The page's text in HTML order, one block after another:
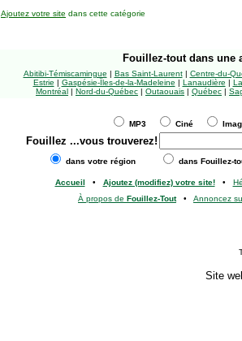
Ajoutez votre site dans cette catégorie
Fouillez-tout dans une
Abitibi-Témiscamingue | Bas Saint-Laurent| Centre-du-
Estrie | Gaspésie-Îles-de-la-Madeleine | Lanaudière |
Montréal | Nord-du-Québec | Outaouais | Québec |
MP3 Ciné
Fouillez ...vous trouverez!
dans votre région dans Fouillez-
Accueil • Ajoutez (modifiez) votre site!•
À propos de Fouillez-Tout• Annoncez
Site